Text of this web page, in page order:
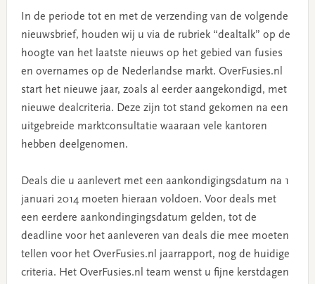
In de periode tot en met de verzending van de volgende
nieuwsbrief, houden wij u via de rubriek “dealtalk” op de
hoogte van het laatste nieuws op het gebied van fusies
en overnames op de Nederlandse markt. OverFusies.nl
start het nieuwe jaar, zoals al eerder aangekondigd, met
nieuwe dealcriteria. Deze zijn tot stand gekomen na een
uitgebreide marktconsultatie waaraan vele kantoren
hebben deelgenomen.
Deals die u aanlevert met een aankondigingsdatum na 1
januari 2014 moeten hieraan voldoen. Voor deals met
een eerdere aankondingingsdatum gelden, tot de
deadline voor het aanleveren van deals die mee moeten
tellen voor het OverFusies.nl jaarrapport, nog de huidige
criteria. Het OverFusies.nl team wenst u fijne kerstdagen